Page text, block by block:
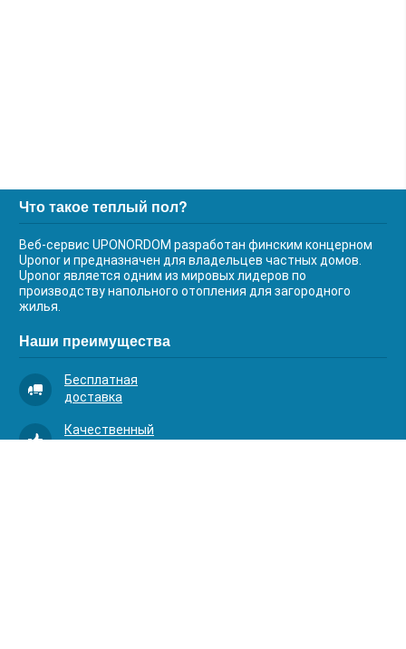
Что такое теплый пол?
Веб-сервис UPONORDOM разработан финским концерном
Uponor и предназначен для владельцев частных домов.
Uponor является одним из мировых лидеров по
производству напольного отопления для загородного
жилья.
Наши преимущества
Бесплатная
доставка
Качественный